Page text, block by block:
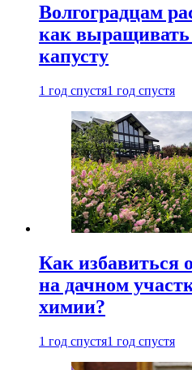
Волгоградцам
как
капусту
1 год спустя1 год спустя
Как избавиться
на дачном
химии?
1 год спустя1 год спустя